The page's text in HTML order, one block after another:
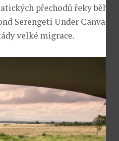
přechodů řeky během
Serengeti Under Canvas dva
velké migrace.